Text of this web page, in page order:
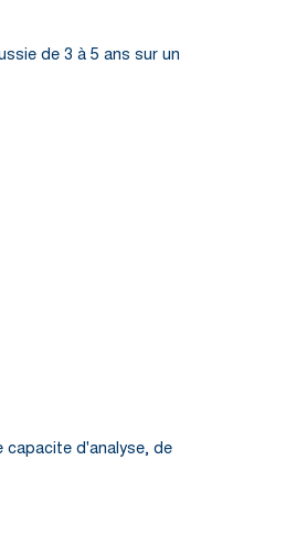
de 3 à 5 ans sur un
capacite d'analyse, de